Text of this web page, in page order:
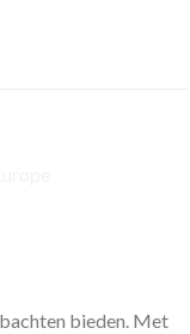
bieden. Met